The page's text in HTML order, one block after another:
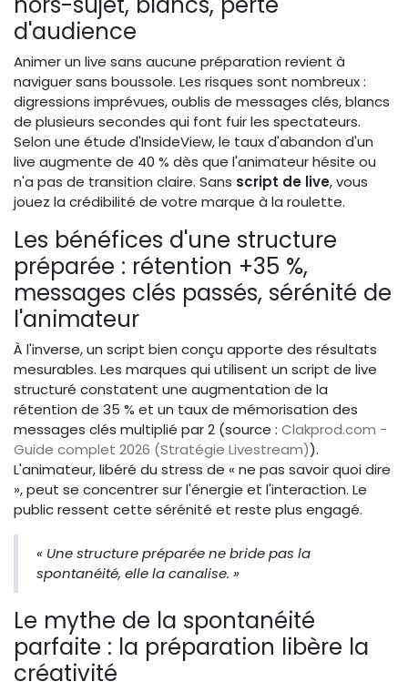
d'audience
Animer un live sans aucune préparation revient à
naviguer sans boussole. Les risques sont nombreux :
digressions imprévues, oublis de messages clés, blancs
de plusieurs secondes qui font fuir les spectateurs.
Selon une étude d'InsideView, le taux d'abandon d'un
live augmente de 40 % dès que l'animateur hésite ou
n'a pas de transition claire. Sans script de live, vous
jouez la crédibilité de votre marque à la roulette.
Les bénéfices d'une structure
préparée : rétention +35 %,
messages clés passés, sérénité de
l'animateur
À l'inverse, un script bien conçu apporte des résultats
mesurables. Les marques qui utilisent un script de live
structuré constatent une augmentation de la
rétention de 35 % et un taux de mémorisation des
messages clés multiplié par 2 (source : Clakprod.com -
Guide complet 2026 (Stratégie Livestream)).
L'animateur, libéré du stress de « ne pas savoir quoi dire
», peut se concentrer sur l'énergie et l'interaction. Le
public ressent cette sérénité et reste plus engagé.
« Une structure préparée ne bride pas la
spontanéité, elle la canalise. »
Le mythe de la spontanéité
parfaite : la préparation libère la
créativité